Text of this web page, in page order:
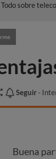
Todo sobre
Seguir
Seguir -
Buena